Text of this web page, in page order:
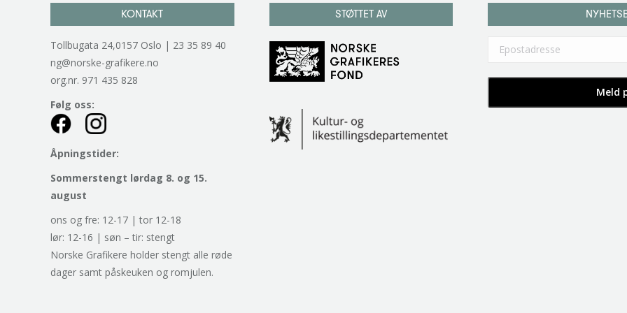
KONTAKT
Tollbugata 24,0157 Oslo | 23 35 89 40
ng@norske-grafikere.no
org.nr. 971 435 828
Følg oss:
Åpningstider:
Sommerstengt lørdag 8. og 15.
august
ons og fre: 12-17 | tor 12-18
lør: 12-16 | søn – tir: stengt
Norske Grafikere holder stengt alle røde
dager samt påskeuken og romjulen.
STØTTET AV